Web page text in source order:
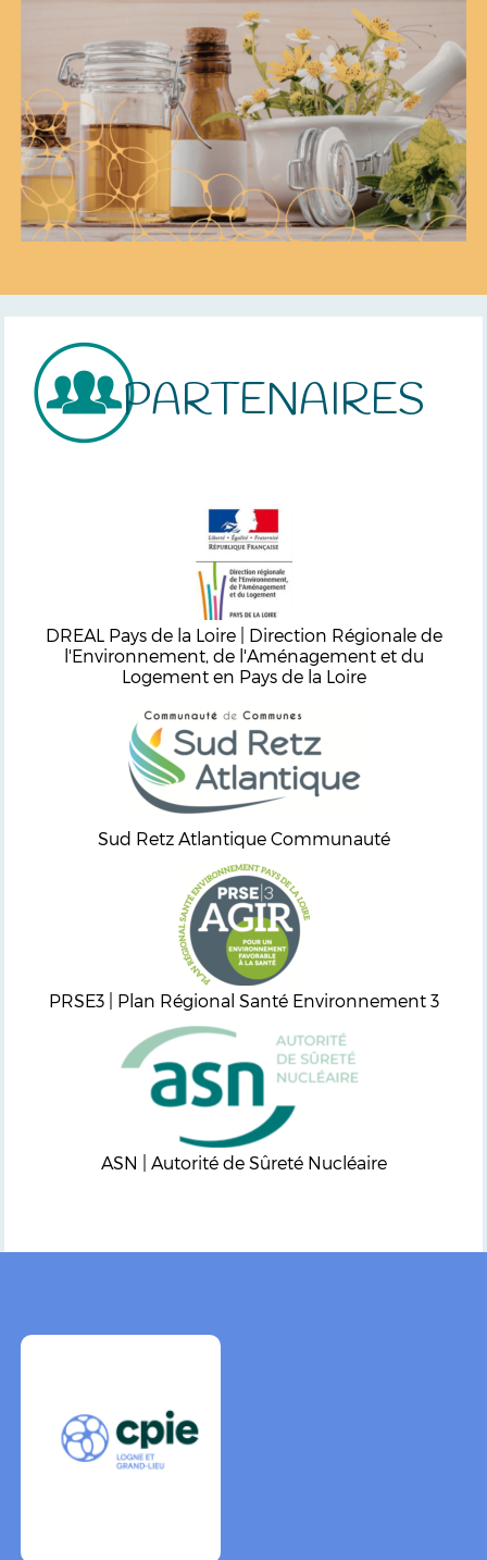
PARTENAIRES
DREAL Pays de la Loire | Direction Régionale de
l'Environnement, de l'Aménagement et du
Logement en Pays de la Loire
Sud Retz Atlantique Communauté
PRSE3 | Plan Régional Santé Environnement 3
ASN | Autorité de Sûreté Nucléaire